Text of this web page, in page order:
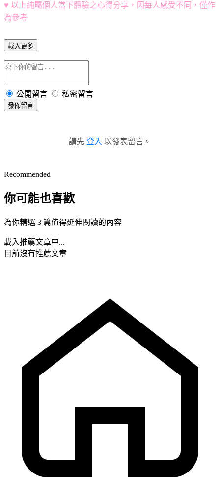
♥ 以上純屬個人當下體驗之心得分享，因每人感受不同，僅作
為參考
載入更多
公開留言 私密留言
發佈留言
請先 登入 以發表留言。
Recommended
你可能也喜歡
為你精選 3 篇值得延伸閱讀的內容
載入推薦文章中...
目前沒有推薦文章